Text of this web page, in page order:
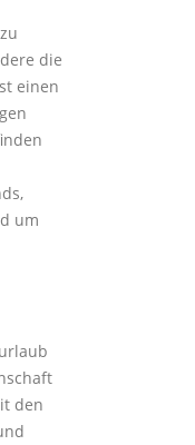
die
einen
um
den